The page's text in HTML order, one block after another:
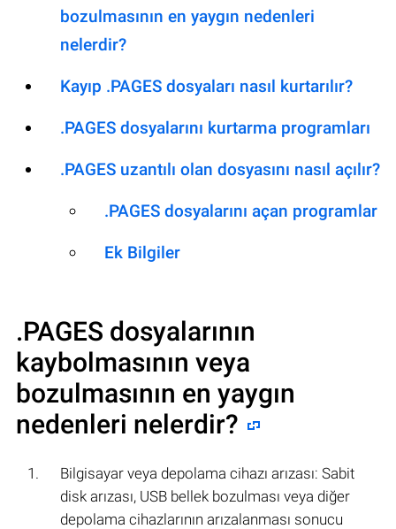
bozulmasının en yaygın nedenleri
nelerdir?
Kayıp .PAGES dosyaları nasıl kurtarılır?
.PAGES dosyalarını kurtarma programları
.PAGES uzantılı olan dosyasını nasıl açılır?
.PAGES dosyalarını açan programlar
Ek Bilgiler
.PAGES dosyalarının
kaybolmasının veya
bozulmasının en yaygın
nedenleri nelerdir?
Bilgisayar veya depolama cihazı arızası: Sabit
disk arızası, USB bellek bozulması veya diğer
depolama cihazlarının arızalanması sonucu